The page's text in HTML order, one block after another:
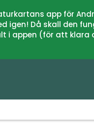
app för
igen! Då skall den
i appen (för att